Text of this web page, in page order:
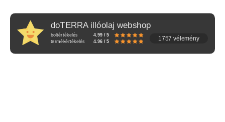
doTERRA illóolaj webshop
boltértékelés
4.99 / 5
termékértékelés
4.96 / 5 1757 vélemény